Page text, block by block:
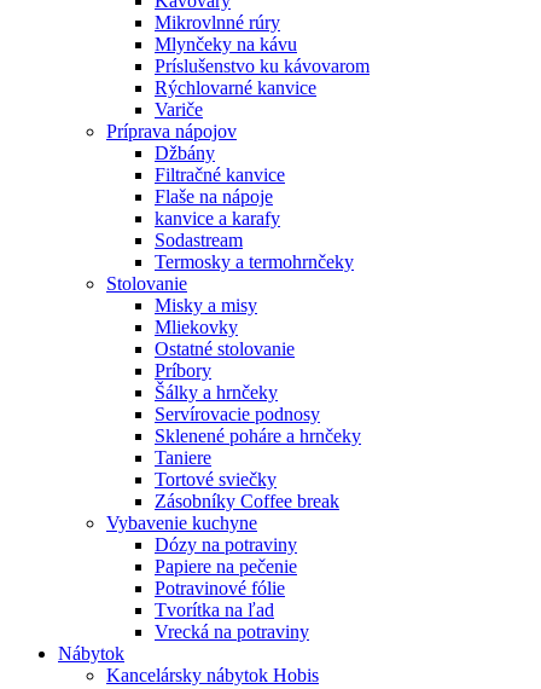
Mikrovlnné rúry
Mlynčeky na kávu
Príslušenstvo ku kávovarom
Rýchlovarné kanvice
Variče
Príprava nápojov
Džbány
Filtračné kanvice
Flaše na nápoje
kanvice a karafy
Sodastream
Termosky a termohrnčeky
Stolovanie
Misky a misy
Mliekovky
Ostatné stolovanie
Príbory
Šálky a hrnčeky
Servírovacie podnosy
Sklenené poháre a hrnčeky
Taniere
Tortové sviečky
Zásobníky Coffee break
Vybavenie kuchyne
Dózy na potraviny
Papiere na pečenie
Potravinové fólie
Tvorítka na ľad
Vrecká na potraviny
Nábytok
Kancelársky nábytok Hobis